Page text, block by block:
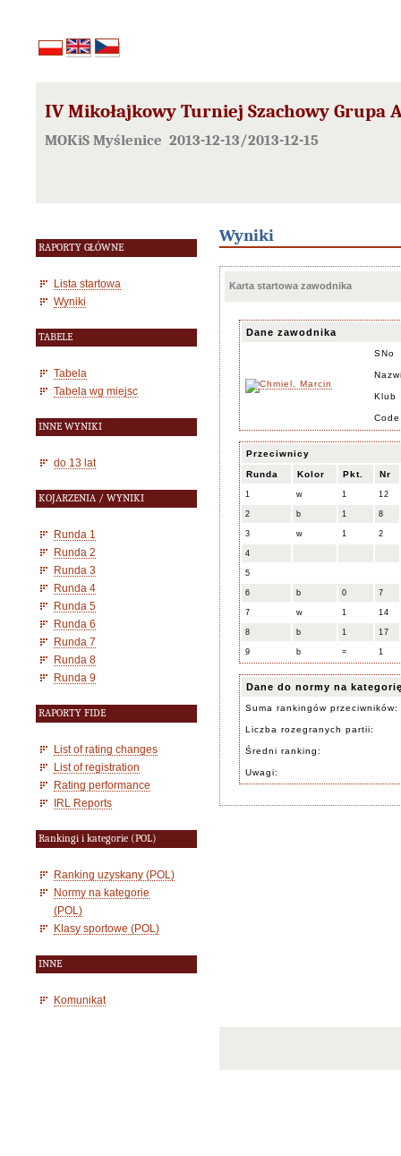
IV Mikołajkowy Turniej Szachowy Grupa
MOKiS Myślenice 2013-12-13/2013-12-15
RAPORTY GŁÓWNE
Lista startowa
Wyniki
TABELE
Tabela
Tabela wg miejsc
INNE WYNIKI
do 13 lat
KOJARZENIA / WYNIKI
Runda 1
Runda 2
Runda 3
Runda 4
Runda 5
Runda 6
Runda 7
Runda 8
Runda 9
RAPORTY FIDE
List of rating changes
List of registration
Rating performance
IRL Reports
Rankingi i kategorie (POL)
Ranking uzyskany (POL)
Normy na kategorie
(POL)
Klasy sportowe (POL)
INNE
Komunikat
Wyniki
Karta startowa zawodnika
Dane zawodnika
SNo
Klub
Code
Przeciwnicy
Runda Kolor Pkt. Nr
1 w 1 12
2 b 1 8
3 w 1 2
4
5
6 b 0 7
7 w 1 14
8 b 1 17
9 b = 1
Dane do normy na
Suma rankingów przeciwników:
Liczba rozegranych partii:
Średni ranking:
Uwagi: